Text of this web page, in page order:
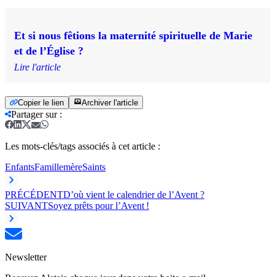
Et si nous fêtions la maternité spirituelle de Marie
et de l’Église ?
Lire l'article
Copier le lien Archiver l'article
Partager sur:
Les mots-clés/tags associés à cet article :
EnfantsFamillemèreSaints
PRÉCÉDENTD’où vient le calendrier de l’Avent ?
SUIVANTSoyez prêts pour l’Avent !
Newsletter